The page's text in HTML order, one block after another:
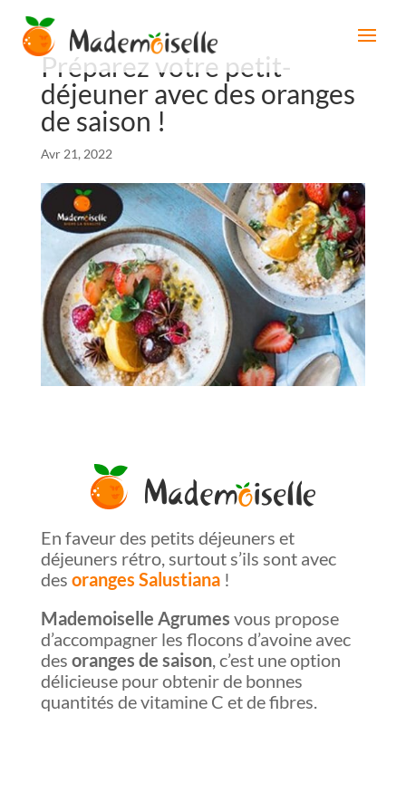
Préparez votre petit-
déjeuner avec des oranges
de saison !
Avr 21, 2022
En faveur des petits déjeuners et
déjeuners rétro, surtout s’ils sont avec
des oranges Salustiana!
Mademoiselle Agrumes vous propose
d’accompagner les flocons d’avoine avec
des oranges de saison, c’est une option
délicieuse pour obtenir de bonnes
quantités de vitamine C et defibres.